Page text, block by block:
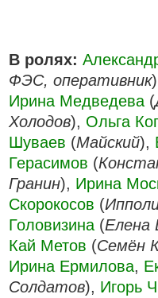
В ролях:
ФЭС, оперативник
Ирина Медведева (
Холодов), Ольга
Шуваев (Майский),
Герасимов (
Гранин), Ирина
Скорокосов (
Головизина (Елена
Кай Метов (Семён
Ирина Ермилова,
Солдатов), Игорь